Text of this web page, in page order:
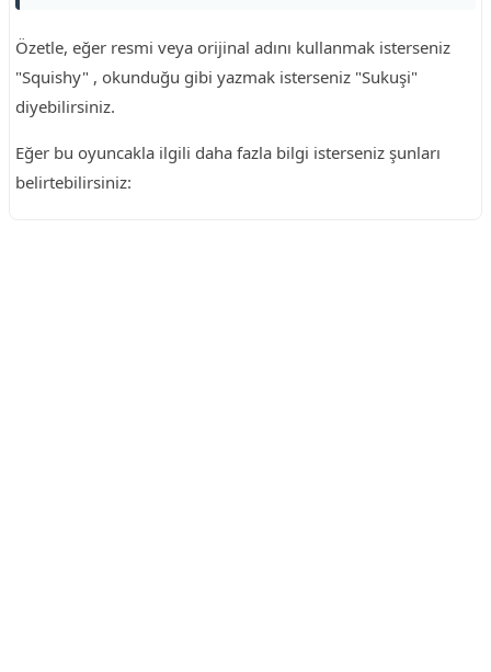
Özetle, eğer resmi veya orijinal adını kullanmak isterseniz
"Squishy" , okunduğu gibi yazmak isterseniz "Sukuşi"
diyebilirsiniz.
Eğer bu oyuncakla ilgili daha fazla bilgi isterseniz şunları
belirtebilirsiniz: